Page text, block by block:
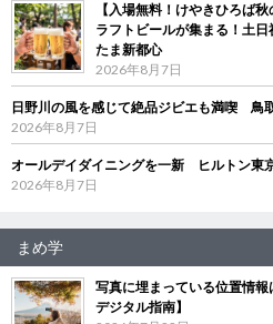
【入場無料！けやきひろば
ラフトビールが集まる！土
たま新都心
2026年8月7日
日野川の風を感じて絶品ジビエも満喫 鳥
2026年8月7日
オールデイダイニングを一新 ヒルトン東
2026年8月7日
まめ学
写真に埋まっている位置情
デジタル指南】